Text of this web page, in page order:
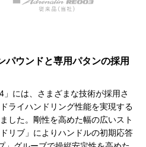
ウンドと専用パタンの採用
」には、さまざまな技術が採用さ
ライハンドリング性能を実現する
した。剛性を高めた幅の広いスト
リブ」によりハンドルの初期応答